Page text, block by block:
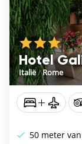
Hotel
Italië/Rome
50 meter